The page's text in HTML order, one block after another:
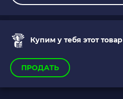
Купим у тебя этот товар
ПРОДАТЬ